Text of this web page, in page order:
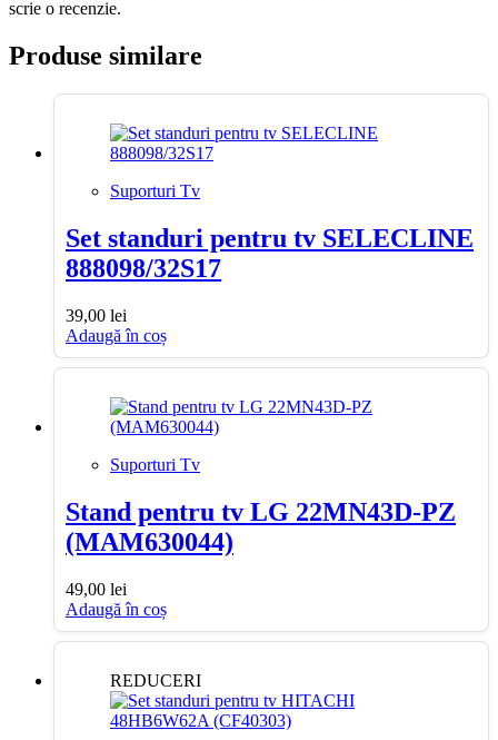
scrie o recenzie.
Produse similare
Suporturi Tv
Set standuri pentru tv SELECLINE
888098/32S17
39,00 lei
Adaugă în coș
Suporturi Tv
Stand pentru tv LG 22MN43D-PZ
(MAM630044)
49,00 lei
Adaugă în coș
REDUCERI